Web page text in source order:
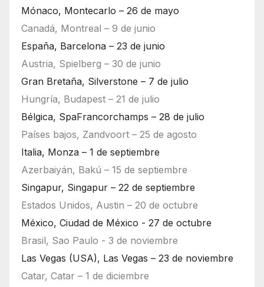
Mónaco, Montecarlo – 26 de mayo
Canadá, Montreal – 9 de junio
España, Barcelona – 23 de junio
Austria, Spielberg – 30 de junio
Gran Bretaña, Silverstone – 7 de julio
Hungría, Budapest – 21 de julio
Bélgica, SpaFrancorchamps – 28 de julio
Países bajos, Zandvoort – 25 de agosto
Italia, Monza – 1 de septiembre
Azerbaiyán, Bakú – 15 de septiembre
Singapur, Singapur – 22 de septiembre
Estados Unidos, Austin – 20 de octubre
México, Ciudad de México - 27 de octubre
Brasil, Sao Paulo - 3 de noviembre
Las Vegas (USA), Las Vegas – 23 de noviembre
Catar, Catar – 1 de diciembre